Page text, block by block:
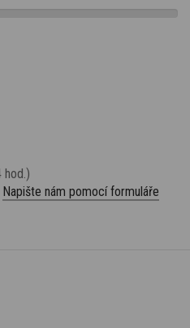
hod.)
Napište nám pomocí formuláře